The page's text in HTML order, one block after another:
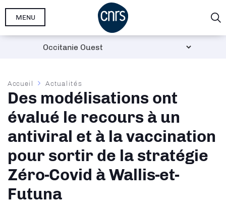
Aller
MENU
Fil
d'Ariane
Accueil Actualités
Des modélisations ont
évalué le recours à un
antiviral et à la vaccination
pour sortir de la stratégie
Zéro-Covid à Wallis-et-
Futuna